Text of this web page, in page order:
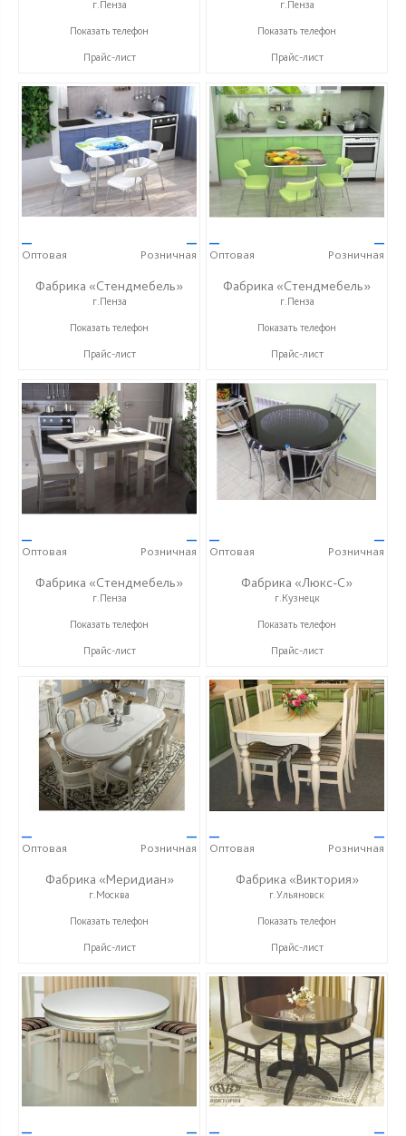
г.Пенза
+7 (8412) 99-02-52
Показать телефон
Прайс-лист
г.Пенза
+7 (8412) 99-02-52
Показать телефон
Прайс-лист
—
Оптовая
—
Розничная
Фабрика «Стендмебель»
г.Пенза
+7 (8412) 99-02-52
Показать телефон
Прайс-лист
—
Оптовая
—
Розничная
Фабрика «Стендмебель»
г.Пенза
+7 (8412) 99-02-52
Показать телефон
Прайс-лист
—
Оптовая
—
Розничная
Фабрика «Стендмебель»
г.Пенза
+7 (8412) 99-02-52
Показать телефон
Прайс-лист
—
Оптовая
—
Розничная
Фабрика «Люкс-С»
г.Кузнецк
+ 7 (999) 748-11-11
Показать телефон
Прайс-лист
—
Оптовая
—
Розничная
Фабрика «Меридиан»
г.Москва
+7 (495) 662-33-74
Показать телефон
Прайс-лист
—
Оптовая
—
Розничная
Фабрика «Виктория»
г.Ульяновск
+7 (8422) 25-08-05
Показать телефон
Прайс-лист
— — — —